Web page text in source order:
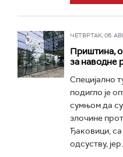
ЧЕТВРТАК, 06.
Приштина,
за наводне
Специјално
подигло је
сумњом да
злочине
Ђаковици,
одсуству,